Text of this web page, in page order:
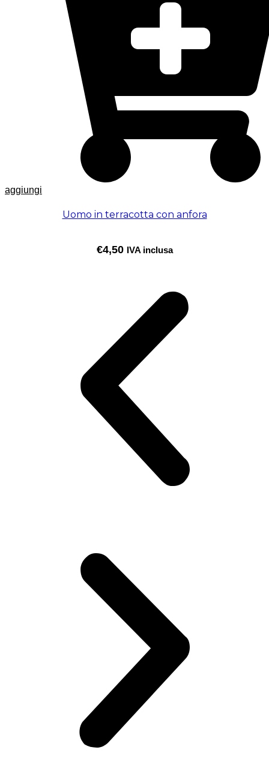
aggiungi
Uomo in terracotta con anfora
€4,50 IVA inclusa